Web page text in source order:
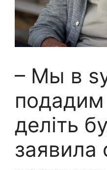
– Мы в
делiть
заявила